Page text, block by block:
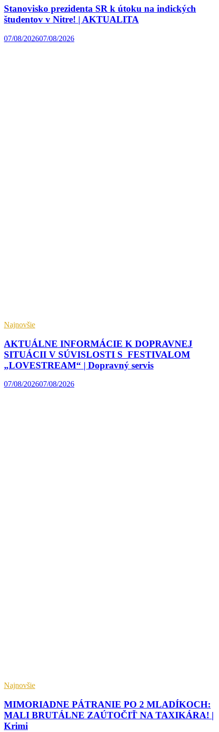
Stanovisko prezidenta SR k útoku na indických
študentov v Nitre! | AKTUALITA
07/08/202607/08/2026
Najnovšie
AKTUÁLNE INFORMÁCIE K DOPRAVNEJ
SITUÁCII V SÚVISLOSTI S FESTIVALOM
„LOVESTREAM“ | Dopravný servis
07/08/202607/08/2026
Najnovšie
MIMORIADNE PÁTRANIE PO 2 MLADÍKOCH:
MALI BRUTÁLNE ZAÚTOČIŤ NA TAXIKÁRA! |
Krimi